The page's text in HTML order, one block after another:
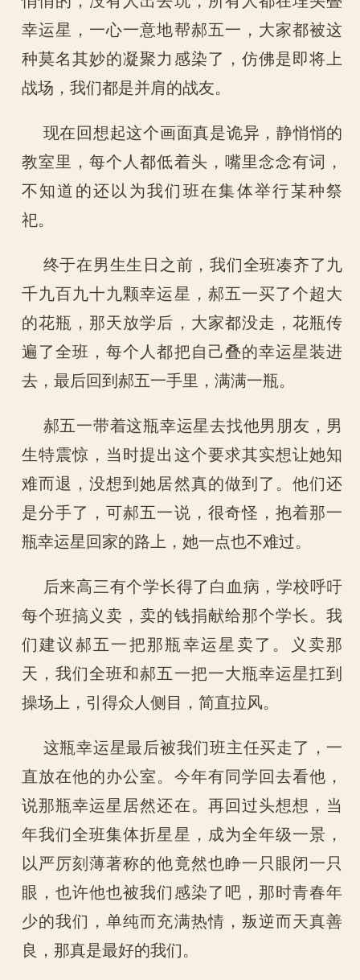
幸运星，一心一意地帮郝五一，大家都被这
种莫名其妙的凝聚力感染了，仿佛是即将上
战场，我们都是并肩的战友。
现在回想起这个画面真是诡异，静悄悄的
教室里，每个人都低着头，嘴里念念有词，
不知道的还以为我们班在集体举行某种祭
祀。
终于在男生生日之前，我们全班凑齐了九
千九百九十九颗幸运星，郝五一买了个超大
的花瓶，那天放学后，大家都没走，花瓶传
遍了全班，每个人都把自己叠的幸运星装进
去，最后回到郝五一手里，满满一瓶。
郝五一带着这瓶幸运星去找他男朋友，男
生特震惊，当时提出这个要求其实想让她知
难而退，没想到她居然真的做到了。他们还
是分手了，可郝五一说，很奇怪，抱着那一
瓶幸运星回家的路上，她一点也不难过。
后来高三有个学长得了白血病，学校呼吁
每个班搞义卖，卖的钱捐献给那个学长。我
们建议郝五一把那瓶幸运星卖了。义卖那
天，我们全班和郝五一把一大瓶幸运星扛到
操场上，引得众人侧目，简直拉风。
这瓶幸运星最后被我们班主任买走了，一
直放在他的办公室。今年有同学回去看他，
说那瓶幸运星居然还在。再回过头想想，当
年我们全班集体折星星，成为全年级一景，
以严厉刻薄著称的他竟然也睁一只眼闭一只
眼，也许他也被我们感染了吧，那时青春年
少的我们，单纯而充满热情，叛逆而天真善
良，那真是最好的我们。